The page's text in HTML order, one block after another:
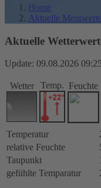
Home
Aktuelle Messwerte
Aktuelle
Update: 09.08.2026
Wetter Temp. Feuchte
Temperatur
relative Feuchte
Taupunkt
gefühlte Temparatur